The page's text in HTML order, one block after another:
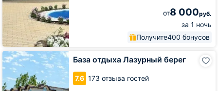
от8 000руб.
за 1 ночь
Получите400 бонусов
База отдыха Лазурный берег
7.6 173 отзыва гостей
База
отдыха
Лазурный
берег